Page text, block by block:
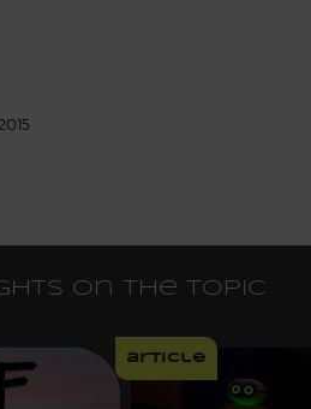
on the topic
article